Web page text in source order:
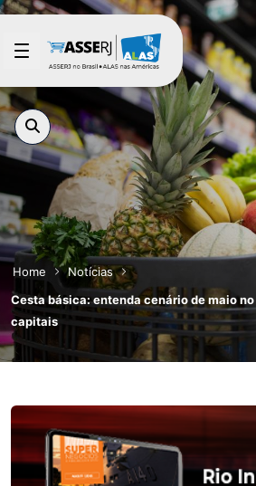
Pular para o Conteúdo principal
Home
Notícias
Cesta básica: entenda cenário de maio
capitais